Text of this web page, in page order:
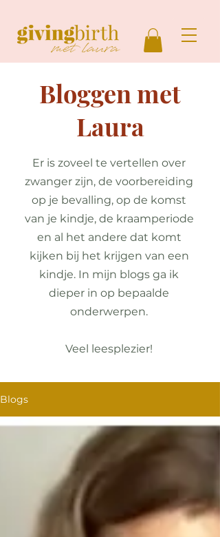
Bloggen met
Laura
Er is zoveel te vertellen over
zwanger zijn, de voorbereiding
op je bevalling, op de komst
van je kindje, de kraamperiode
en al het andere dat komt
kijken bij het krijgen van een
kindje. In mijn blogs ga ik
dieper in op bepaalde
onderwerpen.
Veel leesplezier!
Blogs